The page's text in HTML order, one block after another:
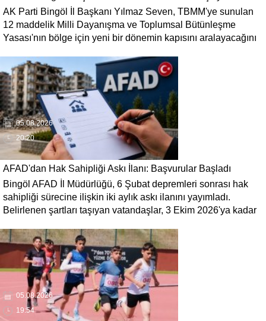
AK Parti Bingöl İl Başkanı Yılmaz Seven, TBMM'ye sunulan
12 maddelik Milli Dayanışma ve Toplumsal Bütünleşme
Yasası'nın bölge için yeni bir dönemin kapısını aralayacağını
ardından bölgemizin üretim, yatırım ve istihdam potansiyelinin
yeniden canlanacağına inanıyoruz' dedi.
05.08.2026
20:20
AFAD'dan Hak Sahipliği Askı İlanı: Başvurular Başladı
Bingöl AFAD İl Müdürlüğü, 6 Şubat depremleri sonrası hak
sahipliği sürecine ilişkin iki aylık askı ilanını yayımladı.
Belirlenen şartları taşıyan vatandaşlar, 3 Ekim 2026'ya kadar
05.08.2026
19:54